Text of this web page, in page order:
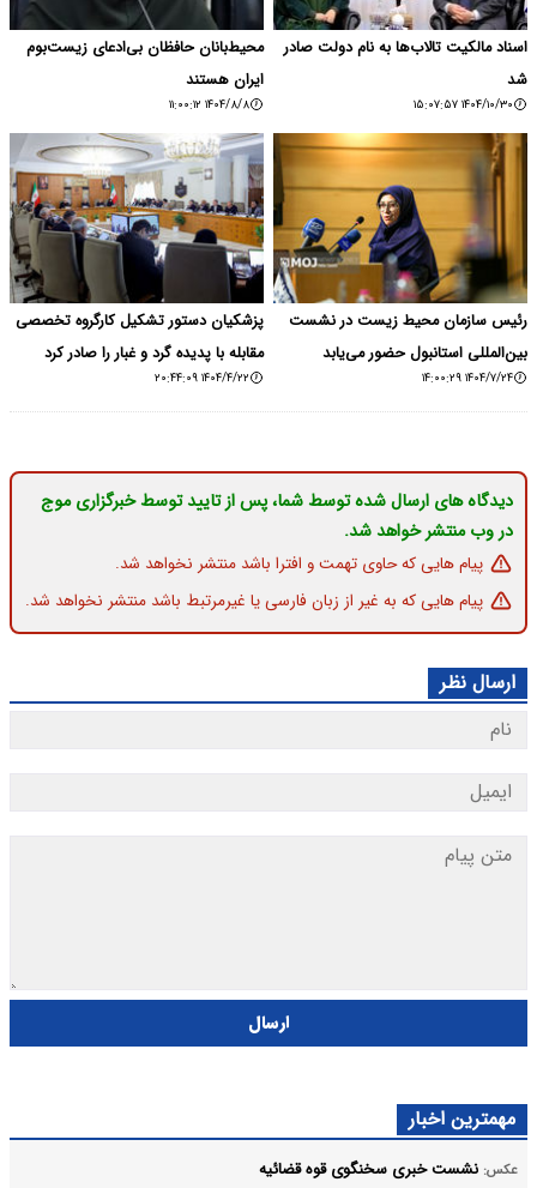
اسناد مالکیت تالاب‌ها به نام دولت صادر
شد
۱۴۰۴/۱۰/۳۰ ۱۵:۰۷:۵۷
محیط‌بانان حافظان بی‌ادعای زیست‌بوم
ایران هستند
۱۴۰۴/۸/۸ ۱۱:۰۰:۱۲
رئیس سازمان محیط زیست در نشست
بین‌المللی استانبول حضور می‌یابد
۱۴۰۴/۷/۲۴ ۱۴:۰۰:۲۹
پزشکیان دستور تشکیل کارگروه تخصصی
مقابله با پدیده گرد و غبار را صادر کرد
۱۴۰۴/۴/۲۲ ۲۰:۴۴:۰۹
دیدگاه های ارسال شده توسط شما، پس از تایید توسط خبرگزاری موج
در وب منتشر خواهد شد.
پیام هایی که حاوی تهمت و افترا باشد منتشر نخواهد شد.
پیام هایی که به غیر از زبان فارسی یا غیرمرتبط باشد منتشر نخواهد شد.
ارسال نظر
ارسال
مهمترین اخبار
عکس: نشست خبری سخنگوی قوه قضائیه